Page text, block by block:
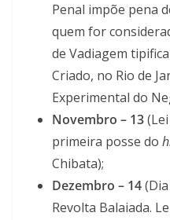
Penal impõe pena
quem for
de Vadiagem
Criado, no Rio de
Experimental do
Novembro – 13
primeira posse do
Chibata);
Dezembro – 14
Revolta Balaiada.